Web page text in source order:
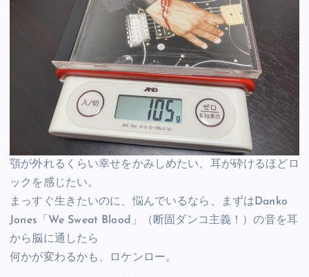
顎が外れるくらい幸せをかみしめたい、耳が砕けるほどロ
ックを感じたい。
まっすぐ生きたいのに、悩んでいるなら、まずはDanko
Jones「We Sweat Blood」（断固ダンコ主義！）の音を耳
から脳に通したら
何かが変わるかも、ロケンロー。